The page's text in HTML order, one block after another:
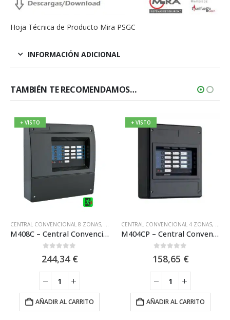
Hoja Técnica de Producto Mira PSGC
INFORMACIÓN ADICIONAL
TAMBIÉN TE RECOMENDAMOS…
CONVENCIONAL MIRA,SISTEMAS CONVENCIONALES
SISTEMA CONVENCIONAL MIRA
+ VISTO
CENTRAL CONVENCIONAL 8 ZONAS, MIRA SISTEMA CONVENCIONAL MIRA
M408C – Central Convencional Microprocesada de 8 Zonas Mira
244,34 €
AÑADIR AL CARRITO
+ VISTO
CENTRAL CONVENCIONAL 4 ZONAS, MIRA
M404CP – Central Convencional Microprocesada de 4 Zonas Mira
158,65 €
AÑADIR AL CARRITO